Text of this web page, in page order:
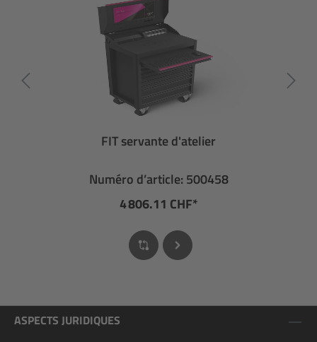
FIT servante d'atelier
Numéro d’article: 500458
4 806.11 CHF*
ASPECTS JURIDIQUES